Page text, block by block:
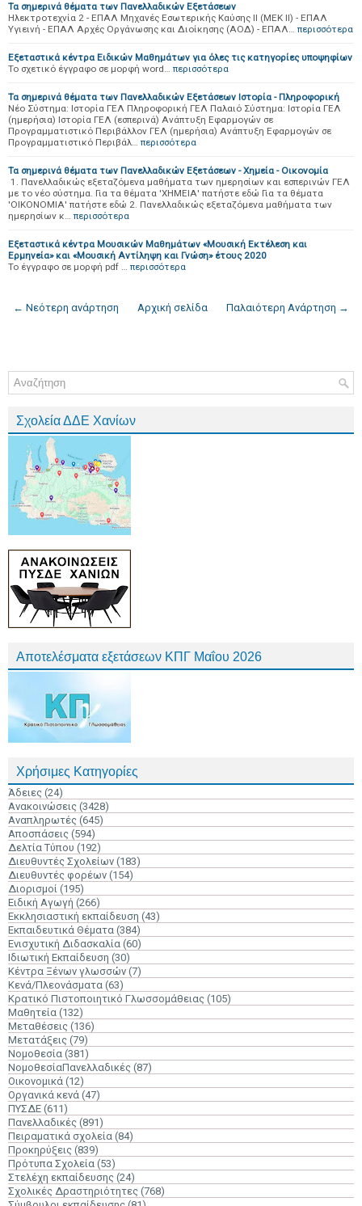
Τα σημερινά θέματα των Πανελλαδικών Εξετάσεων
Ηλεκτροτεχνία 2 - ΕΠΑΛ Μηχανές Εσωτερικής Καύσης ΙΙ (ΜΕΚ ΙΙ) - ΕΠΑΛ
Υγιεινή - ΕΠΑΛ Αρχές Οργάνωσης και Διοίκησης (ΑΟΔ) - ΕΠΑΛ… περισσότερα
Εξεταστικά κέντρα Ειδικών Μαθημάτων για όλες τις κατηγορίες υποψηφίων
Το σχετικό έγγραφο σε μορφή word… περισσότερα
Τα σημερινά θέματα των Πανελλαδικών Εξετάσεων Ιστορία - Πληροφορική
Νέο Σύστημα: Ιστορία ΓΕΛ Πληροφορική ΓΕΛ Παλαιό Σύστημα: Ιστορία ΓΕΛ
(ημερήσια) Ιστορία ΓΕΛ (εσπερινά) Ανάπτυξη Εφαρμογών σε
Προγραμματιστικό Περιβάλλον ΓΕΛ (ημερήσια) Ανάπτυξη Εφαρμογών σε
Προγραμματιστικό Περιβάλ… περισσότερα
Τα σημερινά θέματα των Πανελλαδικών Εξετάσεων - Xημεία - Οικονομία
1. Πανελλαδικώς εξεταζόμενα μαθήματα των ημερησίων και εσπερινών ΓΕΛ
με το νέο σύστημα. Για τα θέματα 'ΧΗΜΕΙΑ' πατήστε εδώ Για τα θέματα
'ΟΙΚΟΝΟΜΙΑ' πατήστε εδώ 2. Πανελλαδικώς εξεταζόμενα μαθήματα των
ημερησίων κ… περισσότερα
Εξεταστικά κέντρα Μουσικών Μαθημάτων «Μουσική Εκτέλεση και
Ερμηνεία» και «Μουσική Αντίληψη και Γνώση» έτους 2020
To έγγραφο σε μορφή pdf … περισσότερα
← Νεότερη ανάρτηση Παλαιότερη Ανάρτηση →
Αρχική σελίδα
Σχολεία ΔΔΕ Χανίων
Αποτελέσματα εξετάσεων ΚΠΓ Μαΐου 2026
Χρήσιμες Κατηγορίες
Άδειες (24)
Ανακοινώσεις (3428)
Αναπληρωτές (645)
Αποσπάσεις (594)
Δελτία Τύπου (192)
Διευθυντές Σχολείων (183)
Διευθυντές φορέων (154)
Διορισμοί (195)
Ειδική Αγωγή (266)
Εκκλησιαστική εκπαίδευση (43)
Εκπαιδευτικά Θέματα (384)
Ενισχυτική Διδασκαλία (60)
Ιδιωτική Εκπαίδευση (30)
Κέντρα Ξένων γλωσσών (7)
Κενά/Πλεονάσματα (63)
Κρατικό Πιστοποιητικό Γλωσσομάθειας (105)
Μαθητεία (132)
Μεταθέσεις (136)
Μετατάξεις (79)
Νομοθεσία (381)
ΝομοθεσίαΠανελλαδικές (87)
Οικονομικά (12)
Οργανικά κενά (47)
ΠΥΣΔΕ (611)
Πανελλαδικές (891)
Πειραματικά σχολεία (84)
Προκηρύξεις (839)
Πρότυπα Σχολεία (53)
Στελέχη εκπαίδευσης (24)
Σχολικές Δραστηριότητες (768)